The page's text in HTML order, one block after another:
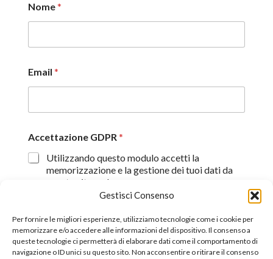
Gestisci Consenso
Per fornire le migliori esperienze, utilizziamo tecnologie come i cookie per
memorizzare e/o accedere alle informazioni del dispositivo. Il consenso a
queste tecnologie ci permetterà di elaborare dati come il comportamento di
navigazione o ID unici su questo sito. Non acconsentire o ritirare il consenso
Nome*
Email *
Accettazione GDPR*
Utilizzando questo modulo accetti la
memorizzazione e la gestione dei tuoi dati da
questo sito web.
Proseguendo, dichiaro di aver preso visione
Invia